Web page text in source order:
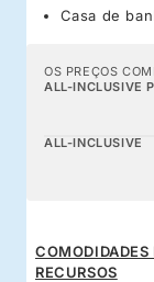
Casa de
OS PREÇOS
ALL-INCLUSIVE
ALL-INCLUSIVE
COMODIDADES
RECURSOS